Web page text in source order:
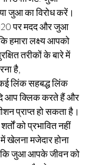
जुआ का विरोध करें।
पर मदद और जुआ
हमारा लक्ष्य आपको
तरीकों के बारे में
है,
लिंक सहबद्ध लिंक
आप क्लिक करते हैं और
प्राप्त हो सकता है।
को प्रभावित नहीं
मजेदार होना
कि जुआ आपके जीवन को